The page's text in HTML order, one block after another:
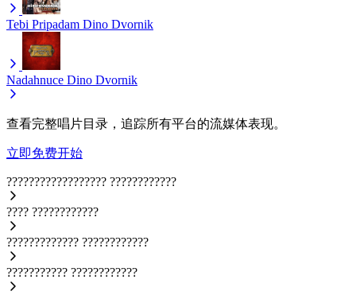
Tebi Pripadam Dino Dvornik
Nadahnuce Dino Dvornik
查看完整唱片目录，追踪所有平台的流媒体表现。
立即免费开始
?????????????????? ????????????
???? ????????????
????????????? ????????????
??????????? ????????????